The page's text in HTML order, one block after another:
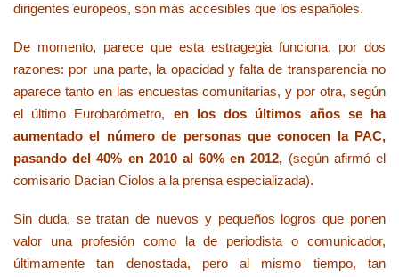
dirigentes europeos, son más accesibles que los españoles.
De momento, parece que esta estragegia funciona, por dos
razones: por una parte, la opacidad y falta de transparencia no
aparece tanto en las encuestas comunitarias, y por otra, según
el último Eurobarómetro, en los dos últimos años se ha
aumentado el número de personas que conocen la PAC,
pasando del 40% en 2010 al 60% en 2012, (según afirmó el
comisario Dacian Ciolos a la prensa especializada).
Sin duda, se tratan de nuevos y pequeños logros que ponen
valor una profesión como la de periodista o comunicador,
últimamente tan denostada, pero al mismo tiempo, tan